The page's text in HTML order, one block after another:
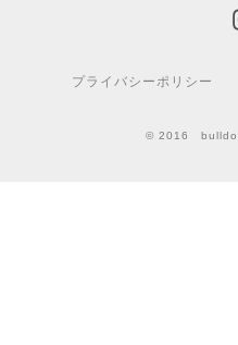
プライバシーポリシー
© 2016